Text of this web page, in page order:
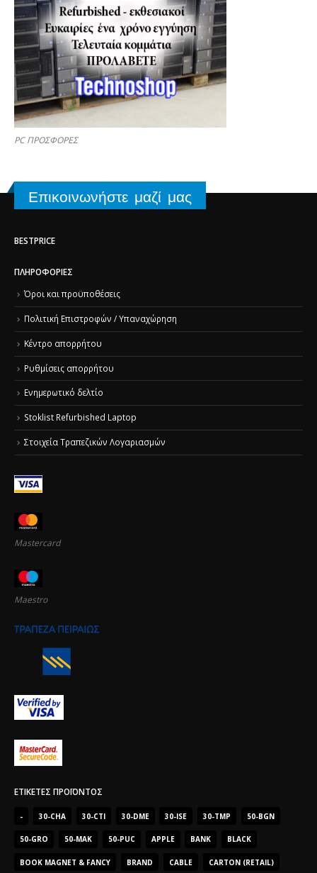
PC ΠΡΟΣΦΟΡΕΣ
Επικοινωνήστε μαζί μας
BESTPRICE
ΠΛΗΡΟΦΟΡΊΕΣ
Όροι και προϋποθέσεις
Πολιτική Επιστροφών / Υπαναχώρηση
Κέντρο απορρήτου
Ρυθμίσεις απορρήτου
Ενημερωτικό δελτίο
Stoklist Refurbished Laptop
Στοιχεία Τραπεζικών Λογαριασμών
Mastercard
Maestro
ΕΤΙΚΈΤΕΣ ΠΡΟΪΌΝΤΟΣ
- 30-CHA 30-CTI 30-DME 30-ISE 30-TMP 50-BGN
50-GRO 50-MAK 50-PUC APPLE BANK BLACK
BOOK MAGNET & FANCY BRAND CABLE CARTON (RETAIL)